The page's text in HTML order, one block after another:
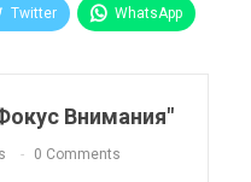
Twitter WhatsApp
Viber
Tumblr
Внимания"
0 Comments